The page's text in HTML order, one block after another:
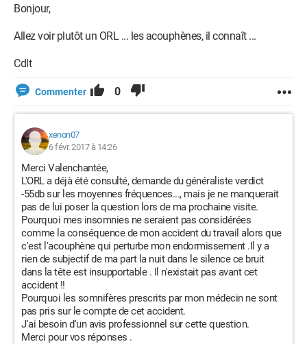
Bonjour,
Allez voir plutôt un ORL ... les acouphènes, il connaît ...
Cdlt
Commenter 0
xenon07
6 févr. 2017 à 14:26
Merci Valenchantée,
L'ORL a déjà été consulté, demande du généraliste verdict
-55db sur les moyennes fréquences..., mais je ne manquerait
pas de lui poser la question lors de ma prochaine visite.
Pourquoi mes insomnies ne seraient pas considérées
comme la conséquence de mon accident du travail alors que
c'est l'acouphène qui perturbe mon endormissement .Il y a
rien de subjectif de ma part la nuit dans le silence ce bruit
dans la tête est insupportable . Il n'existait pas avant cet
accident !!
Pourquoi les somnifères prescrits par mon médecin ne sont
pas pris sur le compte de cet accident.
J'ai besoin d'un avis professionnel sur cette question.
Merci pour vos réponses .